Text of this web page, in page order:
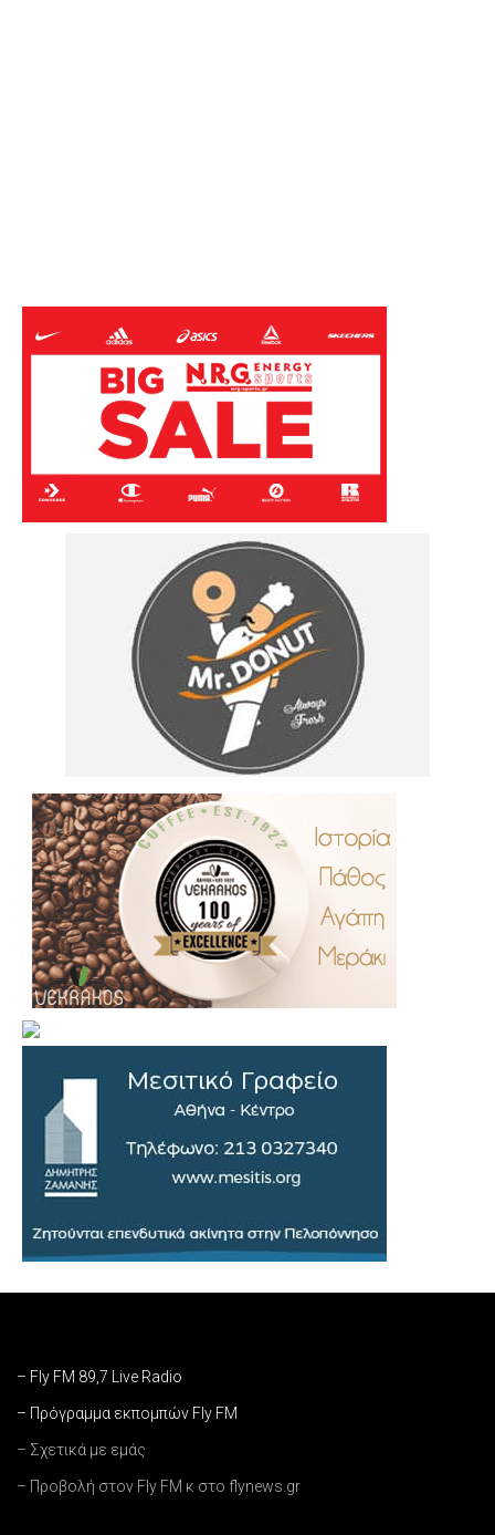
– Fly FM 89,7 Live Radio
– Πρόγραμμα εκπομπών Fly FM
– Σχετικά με εμάς
– Προβολή στον Fly FM κ στο flynews.gr